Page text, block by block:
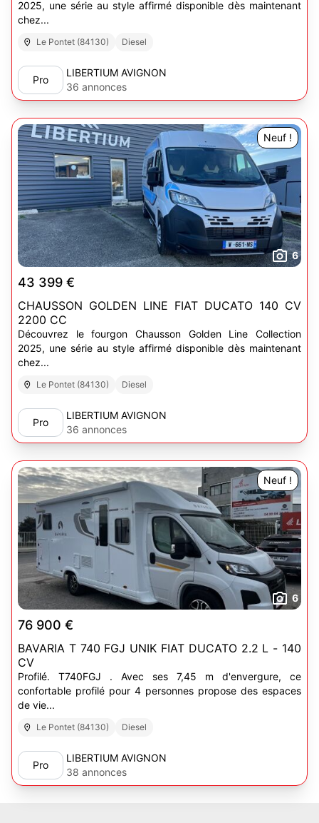
2025, une série au style affirmé disponible dès maintenant
chez...
Le Pontet (84130) Diesel
Pro
LIBERTIUM AVIGNON
36 annonces
Neuf !
6
43 399 €
CHAUSSON GOLDEN LINE FIAT DUCATO 140 CV
2200 CC
Découvrez le fourgon Chausson Golden Line Collection
2025, une série au style affirmé disponible dès maintenant
chez...
Le Pontet (84130) Diesel
Pro
LIBERTIUM AVIGNON
36 annonces
Neuf !
6
76 900 €
BAVARIA T 740 FGJ UNIK FIAT DUCATO 2.2 L - 140
CV
Profilé. T740FGJ . Avec ses 7,45 m d'envergure, ce
confortable profilé pour 4 personnes propose des espaces
de vie...
Le Pontet (84130) Diesel
Pro
LIBERTIUM AVIGNON
38 annonces